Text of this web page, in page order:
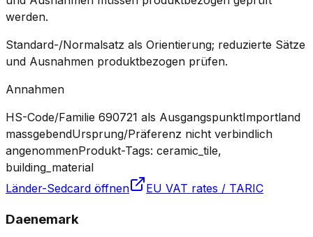
werden.
Standard-/Normalsatz als Orientierung; reduzierte Sätze
und Ausnahmen produktbezogen prüfen.
Annahmen
HS-Code/Familie 690721 als AusgangspunktImportland
massgebendUrsprung/Präferenz nicht verbindlich
angenommenProdukt-Tags: ceramic_tile,
building_material
Länder-Sedcard öffnen
EU VAT rates / TARIC
Daenemark